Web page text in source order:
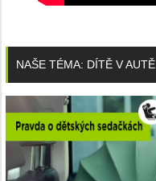
NAŠE TÉMA: DÍTĚ V AUTĚ